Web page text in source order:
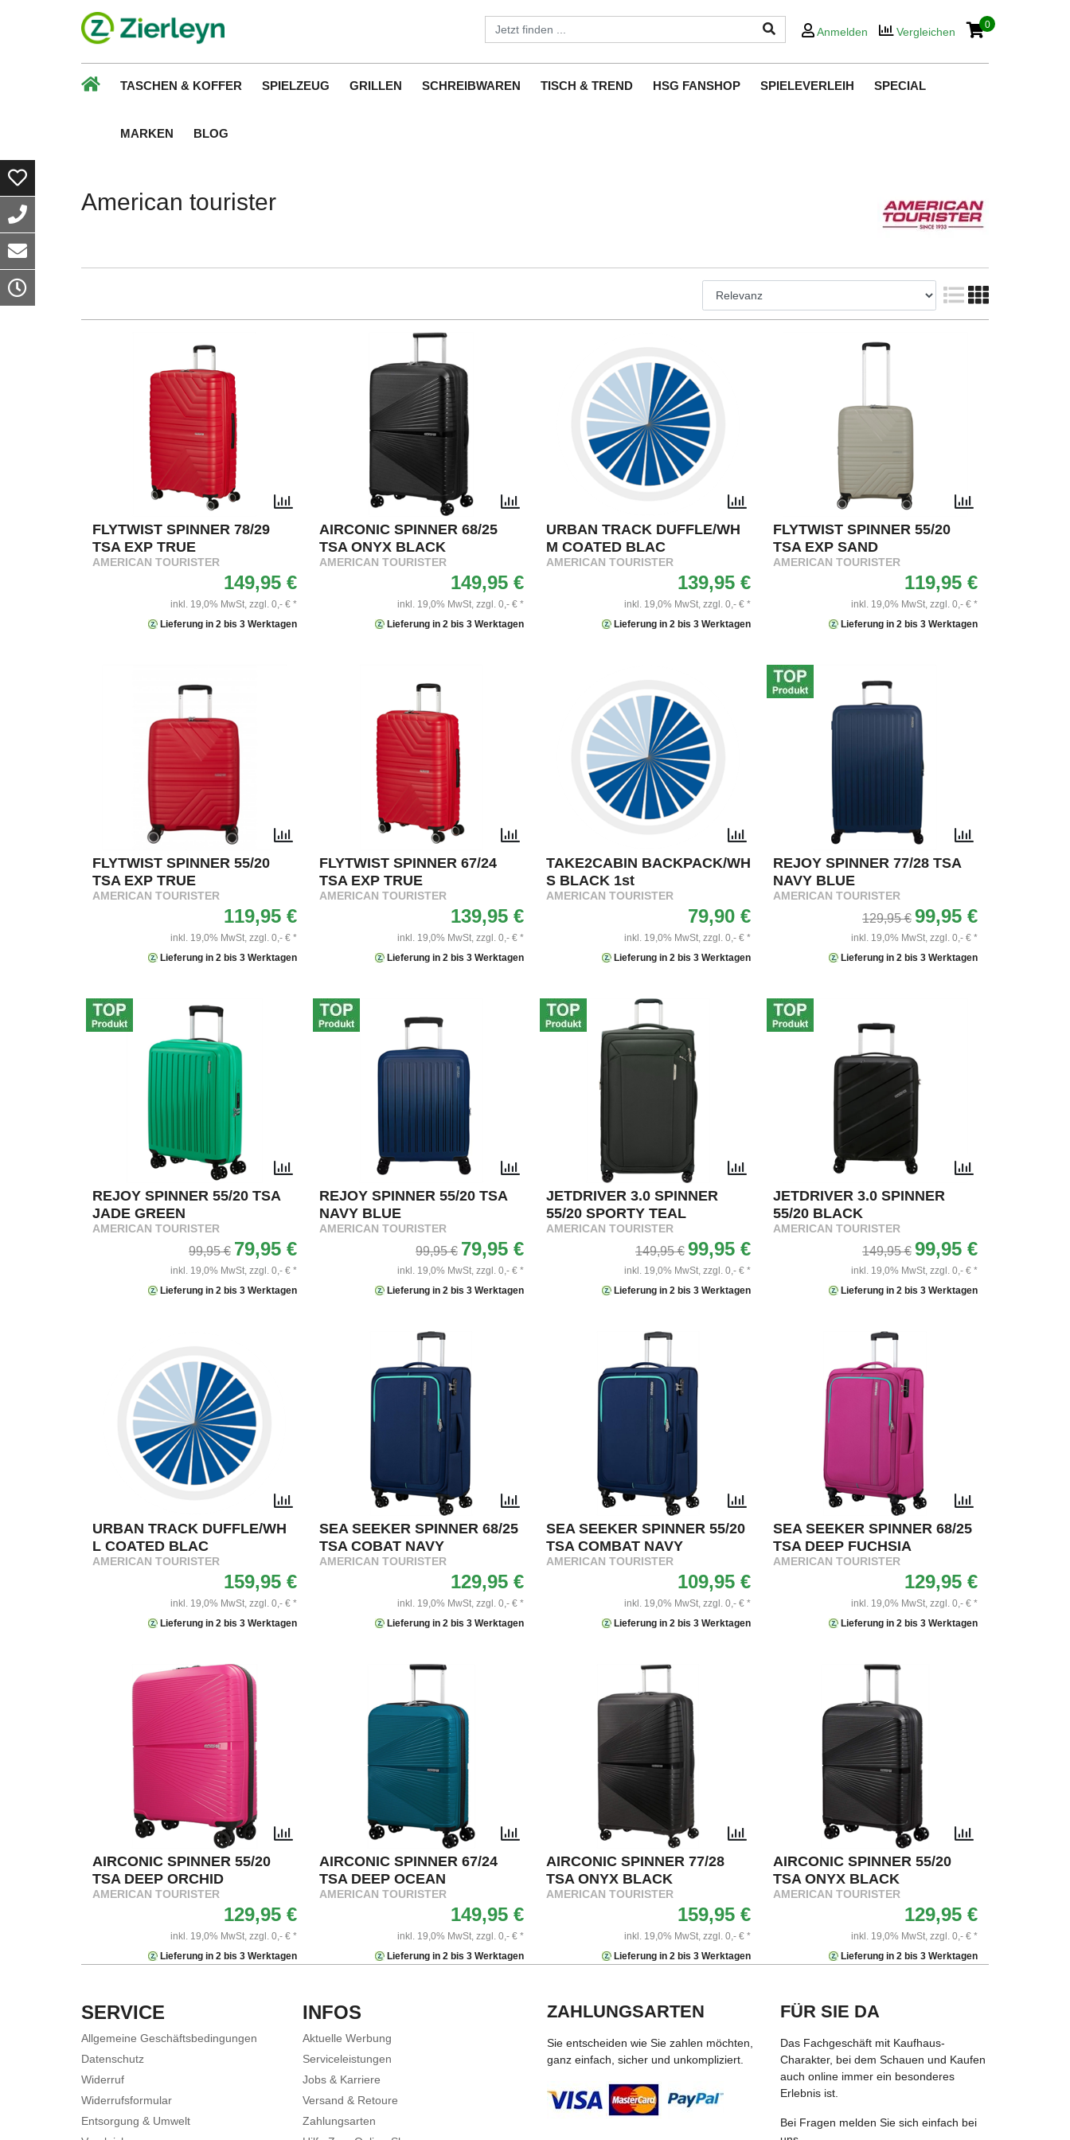
Anmelden Vergleichen
0
TASCHEN & KOFFER SPIELZEUG GRILLEN SCHREIBWAREN TISCH & TREND HSG FANSHOP SPIELEVERLEIH SPECIAL
MARKEN BLOG
American tourister
FLYTWIST SPINNER 78/29
TSA EXP TRUE
AMERICAN TOURISTER
149,95 €
inkl. 19,0% MwSt, zzgl. 0,- € *
Lieferung in 2 bis 3 Werktagen
AIRCONIC SPINNER 68/25
TSA ONYX BLACK
AMERICAN TOURISTER
149,95 €
inkl. 19,0% MwSt, zzgl. 0,- € *
Lieferung in 2 bis 3 Werktagen
URBAN TRACK DUFFLE/WH
M COATED BLAC
AMERICAN TOURISTER
139,95 €
inkl. 19,0% MwSt, zzgl. 0,- € *
Lieferung in 2 bis 3 Werktagen
FLYTWIST SPINNER 55/20
TSA EXP SAND
AMERICAN TOURISTER
119,95 €
inkl. 19,0% MwSt, zzgl. 0,- € *
Lieferung in 2 bis 3 Werktagen
FLYTWIST SPINNER 55/20
TSA EXP TRUE
AMERICAN TOURISTER
119,95 €
inkl. 19,0% MwSt, zzgl. 0,- € *
Lieferung in 2 bis 3 Werktagen
FLYTWIST SPINNER 67/24
TSA EXP TRUE
AMERICAN TOURISTER
139,95 €
inkl. 19,0% MwSt, zzgl. 0,- € *
Lieferung in 2 bis 3 Werktagen
TAKE2CABIN BACKPACK/WH
S BLACK 1st
AMERICAN TOURISTER
79,90 €
inkl. 19,0% MwSt, zzgl. 0,- € *
Lieferung in 2 bis 3 Werktagen
REJOY SPINNER 77/28 TSA
NAVY BLUE
AMERICAN TOURISTER
129,95 € 99,95 €
inkl. 19,0% MwSt, zzgl. 0,- € *
Lieferung in 2 bis 3 Werktagen
REJOY SPINNER 55/20 TSA
JADE GREEN
AMERICAN TOURISTER
99,95 € 79,95 €
inkl. 19,0% MwSt, zzgl. 0,- € *
Lieferung in 2 bis 3 Werktagen
REJOY SPINNER 55/20 TSA
NAVY BLUE
AMERICAN TOURISTER
99,95 € 79,95 €
inkl. 19,0% MwSt, zzgl. 0,- € *
Lieferung in 2 bis 3 Werktagen
JETDRIVER 3.0 SPINNER
55/20 SPORTY TEAL
AMERICAN TOURISTER
149,95 € 99,95 €
inkl. 19,0% MwSt, zzgl. 0,- € *
Lieferung in 2 bis 3 Werktagen
JETDRIVER 3.0 SPINNER
55/20 BLACK
AMERICAN TOURISTER
149,95 € 99,95 €
inkl. 19,0% MwSt, zzgl. 0,- € *
Lieferung in 2 bis 3 Werktagen
URBAN TRACK DUFFLE/WH
L COATED BLAC
AMERICAN TOURISTER
159,95 €
inkl. 19,0% MwSt, zzgl. 0,- € *
Lieferung in 2 bis 3 Werktagen
SEA SEEKER SPINNER 68/25
TSA COBAT NAVY
AMERICAN TOURISTER
129,95 €
inkl. 19,0% MwSt, zzgl. 0,- € *
Lieferung in 2 bis 3 Werktagen
SEA SEEKER SPINNER 55/20
TSA COMBAT NAVY
AMERICAN TOURISTER
109,95 €
inkl. 19,0% MwSt, zzgl. 0,- € *
Lieferung in 2 bis 3 Werktagen
SEA SEEKER SPINNER 68/25
TSA DEEP FUCHSIA
AMERICAN TOURISTER
129,95 €
inkl. 19,0% MwSt, zzgl. 0,- € *
Lieferung in 2 bis 3 Werktagen
AIRCONIC SPINNER 55/20
TSA DEEP ORCHID
AMERICAN TOURISTER
129,95 €
inkl. 19,0% MwSt, zzgl. 0,- € *
Lieferung in 2 bis 3 Werktagen
AIRCONIC SPINNER 67/24
TSA DEEP OCEAN
AMERICAN TOURISTER
149,95 €
inkl. 19,0% MwSt, zzgl. 0,- € *
Lieferung in 2 bis 3 Werktagen
AIRCONIC SPINNER 77/28
TSA ONYX BLACK
AMERICAN TOURISTER
159,95 €
inkl. 19,0% MwSt, zzgl. 0,- € *
Lieferung in 2 bis 3 Werktagen
AIRCONIC SPINNER 55/20
TSA ONYX BLACK
AMERICAN TOURISTER
129,95 €
inkl. 19,0% MwSt, zzgl. 0,- € *
Lieferung in 2 bis 3 Werktagen
SERVICE
Allgemeine Geschäftsbedingungen
Datenschutz
Widerruf
Widerrufsformular
Entsorgung & Umwelt
INFOS
Aktuelle Werbung
Serviceleistungen
Jobs & Karriere
Versand & Retoure
Zahlungsarten
ZAHLUNGSARTEN
Sie entscheiden wie Sie zahlen möchten,
ganz einfach, sicher und unkompliziert.
FÜR SIE DA
Das Fachgeschäft mit Kaufhaus-
Charakter, bei dem Schauen und Kaufen
auch online immer ein besonderes
Erlebnis ist.
Bei Fragen melden Sie sich einfach bei